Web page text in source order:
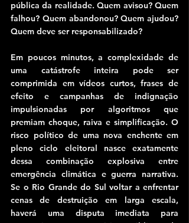
pública da realidade. Quem avisou? Quem
falhou? Quem abandonou? Quem ajudou?
Quem deve ser responsabilizado?
Em poucos minutos, a complexidade de
uma catástrofe inteira pode ser
comprimida em vídeos curtos, frases de
efeito e campanhas de indignação
impulsionadas por algoritmos que
premiam choque, raiva e simplificação. O
risco político de uma nova enchente em
pleno ciclo eleitoral nasce exatamente
dessa combinação explosiva entre
emergência climática e guerra narrativa.
Se o Rio Grande do Sul voltar a enfrentar
cenas de destruição em larga escala,
haverá uma disputa imediata para